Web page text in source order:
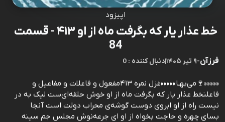
اپیزود
خط عذار یار که بگرفت ماه از او ۴۱۳ - قسمت
84
فرزآن-۹ تیر ۱۴۰۵ |0 : دنبال کننده
«««««🍷می‌بهـا»»»»»غزل نمره ۴۱۳مفعول و فاعلات و مفاعیل و
فاعلنخط عذار يار که بگرفت ماه از او خوش حلقه‌ای‌ست ليک به در
نيست راه از او ابروی دوست گوشه‌ی محراب دولت است آنجا
بسای چهره و حاجت بخواه از او ای جرعه‌نوش مجلس جم سينه